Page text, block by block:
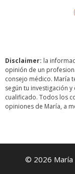
Disclaimer: la
opinión de un
consejo médico. María
según tu investigación
cualificado. Todos los
opiniones de María, a
© 2026 María